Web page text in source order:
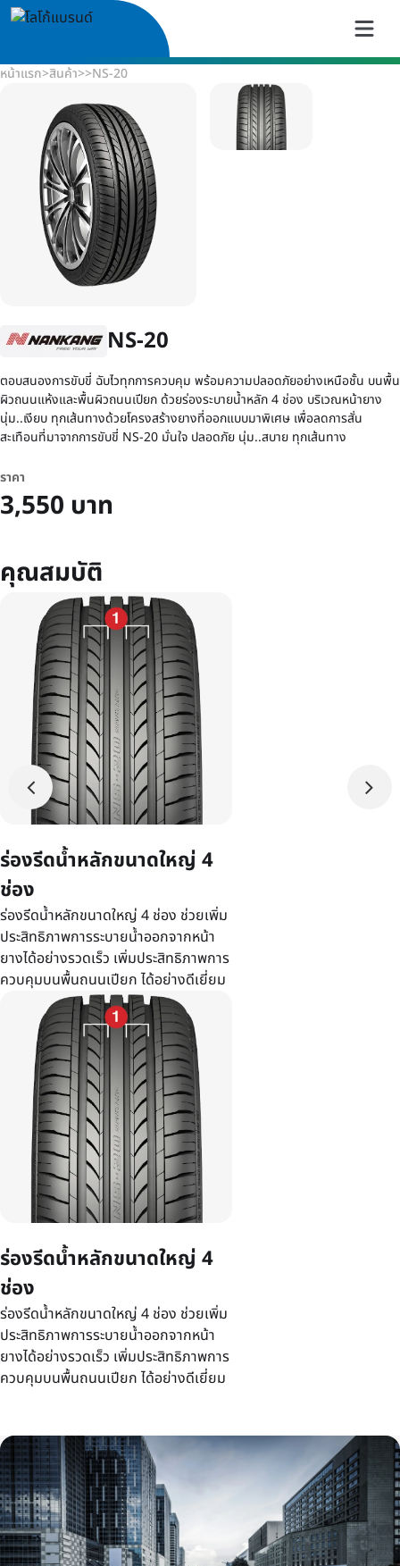
หน้าแรก>สินค้า>>NS-20
NS-20
ตอบสนองการขับขี่ ฉับไวทุกการควบคุม พร้อมความปลอดภัยอย่างเหนือชั้น บนพื้น
ผิวถนนแห้งและพื้นผิวถนนเปียก ด้วยร่องระบายน้ำหลัก 4 ช่อง บริเวณหน้ายาง
นุ่ม..เงียบ ทุกเส้นทางด้วยโครงสร้างยางที่ออกแบบมาพิเศษ เพื่อลดการสั่น
สะเทือนที่มาจากการขับขี่ NS-20 มั่นใจ ปลอดภัย นุ่ม..สบาย ทุกเส้นทาง
ราคา
3,550 บาท
คุณสมบัติ
ร่องรีดน้ำหลักขนาดใหญ่ 4
ช่อง
ร่องรีดน้ำหลักขนาดใหญ่ 4 ช่อง ช่วยเพิ่ม
ประสิทธิภาพการระบายน้ำออกจากหน้า
ยางได้อย่างรวดเร็ว เพิ่มประสิทธิภาพการ
ควบคุมบนพื้นถนนเปียก ได้อย่างดีเยี่ยม
ร่องรีดน้ำหลักขนาดใหญ่ 4
ช่อง
ร่องรีดน้ำหลักขนาดใหญ่ 4 ช่อง ช่วยเพิ่ม
ประสิทธิภาพการระบายน้ำออกจากหน้า
ยางได้อย่างรวดเร็ว เพิ่มประสิทธิภาพการ
ควบคุมบนพื้นถนนเปียก ได้อย่างดีเยี่ยม